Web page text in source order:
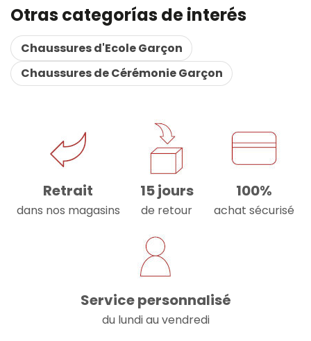
Otras categorías de interés
Chaussures d'Ecole Garçon
Chaussures de Cérémonie Garçon
Retrait
dans nos magasins
15 jours
de retour
100%
achat sécurisé
Service personnalisé
du lundi au vendredi